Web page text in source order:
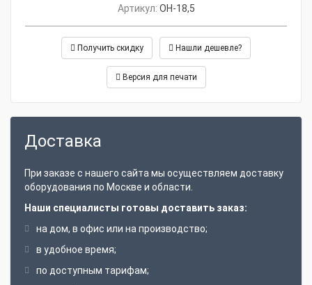
Артикул: ОН-18,5
Получить скидку Нашли дешевле?
Версия для печати
Доставка
При заказе с нашего сайта мы осуществляем доставку
оборудования по Москве и области.
Наши специалисты готовы доставить заказ:
на дом, в офис или на производство;
в удобное время;
по доступным тарифам;